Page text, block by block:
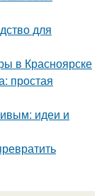
для
в Красноярске
простая
идеи и